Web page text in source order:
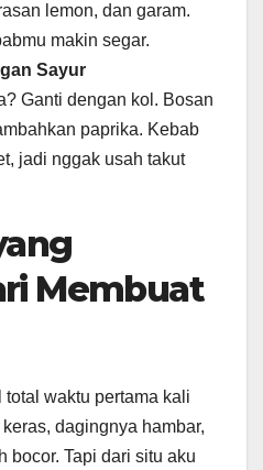
lemon, dan garam.
makin segar.
Sayur
Ganti dengan kol. Bosan
paprika. Kebab
jadi nggak usah takut
Membuat
waktu pertama kali
dagingnya hambar,
bocor. Tapi dari situ aku